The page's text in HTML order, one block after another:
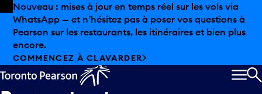
Skip to offers
Passer au contenu principal
Nouveau : mises à jour en temps réel sur les vols via
WhatsApp — et n’hésitez pas à poser vos questions à
Pearson sur les restaurants, les itinéraires et bien plus
encore.
COMMENCEZ À CLAVARDER